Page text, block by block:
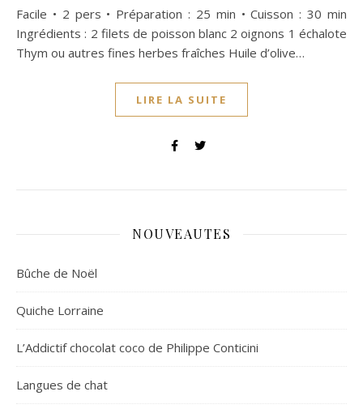
Facile • 2 pers • Préparation : 25 min • Cuisson : 30 min
Ingrédients : 2 filets de poisson blanc 2 oignons 1 échalote
Thym ou autres fines herbes fraîches Huile d’olive…
LIRE LA SUITE
NOUVEAUTES
Bûche de Noël
Quiche Lorraine
L’Addictif chocolat coco de Philippe Conticini
Langues de chat